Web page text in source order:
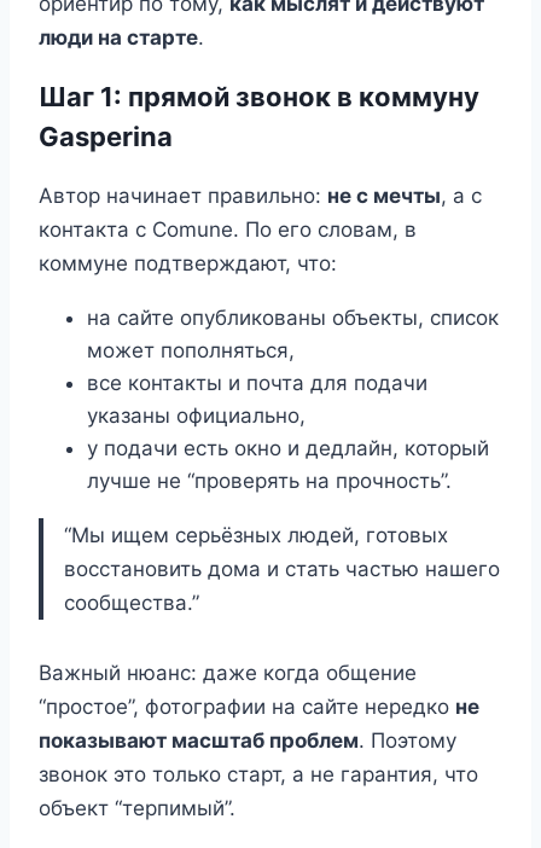
люди на старте.
Шаг 1: прямой звонок в коммуну
Gasperina
Автор начинает правильно: не с мечты, а с
контакта с Comune. По его словам, в
коммуне подтверждают, что:
на сайте опубликованы объекты, список
может пополняться,
все контакты и почта для подачи
указаны официально,
у подачи есть окно и дедлайн, который
лучше не “проверять на прочность”.
“Мы ищем серьёзных людей, готовых
восстановить дома и стать частью нашего
сообщества.”
Важный нюанс: даже когда общение
“простое”, фотографии на сайте нередко не
показывают масштаб проблем. Поэтому
звонок это только старт, а не гарантия, что
объект “терпимый”.